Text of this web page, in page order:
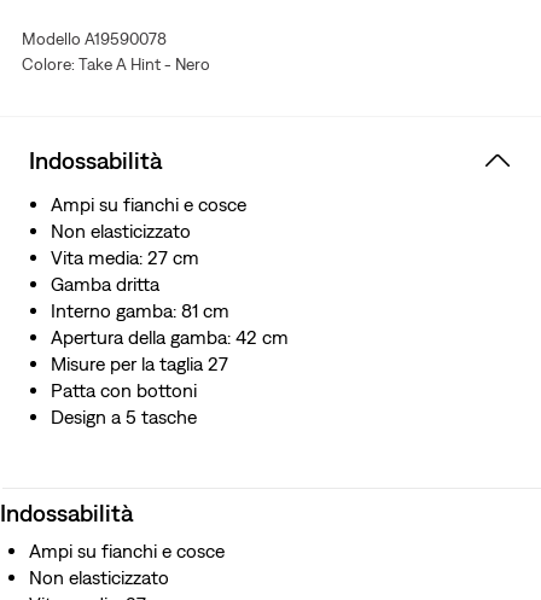
negozio dell’usato, ma senza rovistare
Modello A19590078
Colore: Take A Hint - Nero
Indossabilità
Ampi su fianchi e cosce
Non elasticizzato
Vita media: 27 cm
Gamba dritta
Interno gamba: 81 cm
Apertura della gamba: 42 cm
Misure per la taglia 27
Patta con bottoni
Design a 5 tasche
Indossabilità
Ampi su fianchi e cosce
Non elasticizzato